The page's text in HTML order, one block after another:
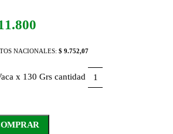
NACIONALES:$ 9.752,07
x 130 Grs cantidad